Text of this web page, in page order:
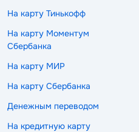
На карту Тинькофф
На карту Моментум
Сбербанка
На карту МИР
На карту Сбербанка
Денежным переводом
На кредитную карту